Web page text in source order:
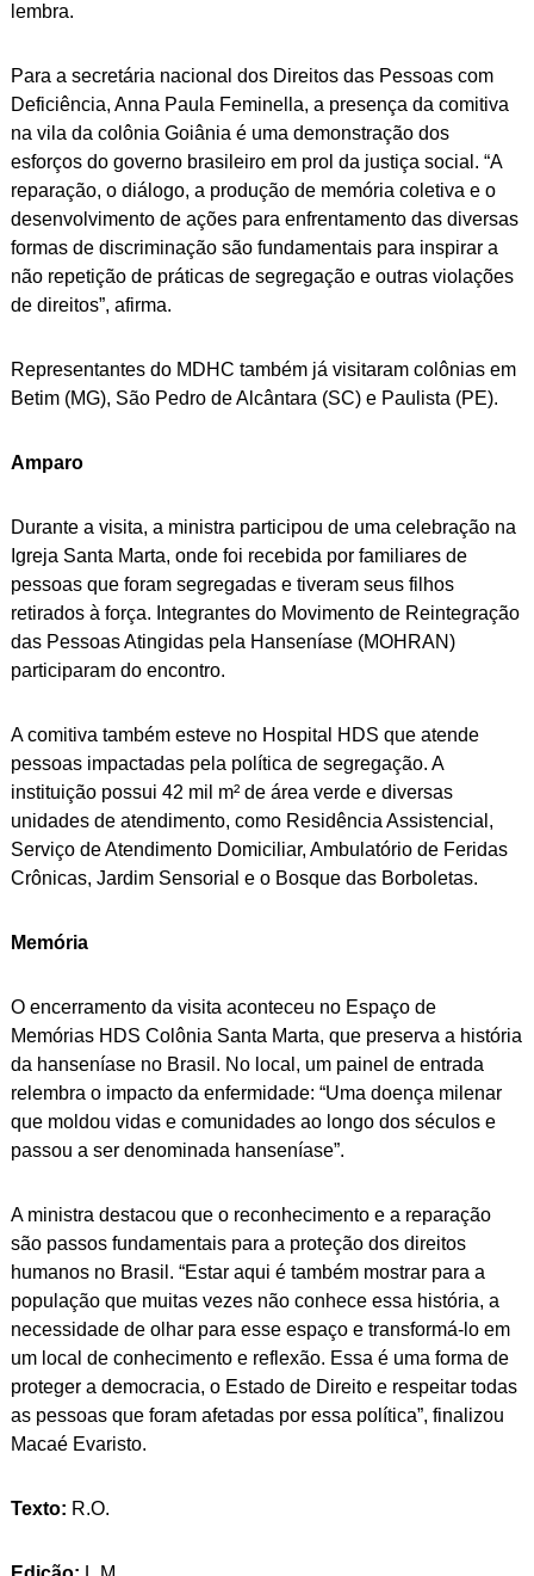
lembra.
Para a secretária nacional dos Direitos das Pessoas com
Deficiência, Anna Paula Feminella, a presença da comitiva
na vila da colônia Goiânia é uma demonstração dos
esforços do governo brasileiro em prol da justiça social. “A
reparação, o diálogo, a produção de memória coletiva e o
desenvolvimento de ações para enfrentamento das diversas
formas de discriminação são fundamentais para inspirar a
não repetição de práticas de segregação e outras violações
de direitos”, afirma.
Representantes do MDHC também já visitaram colônias em
Betim (MG), São Pedro de Alcântara (SC) e Paulista (PE).
Amparo
Durante a visita, a ministra participou de uma celebração na
Igreja Santa Marta, onde foi recebida por familiares de
pessoas que foram segregadas e tiveram seus filhos
retirados à força. Integrantes do Movimento de Reintegração
das Pessoas Atingidas pela Hanseníase (MOHRAN)
participaram do encontro.
A comitiva também esteve no Hospital HDS que atende
pessoas impactadas pela política de segregação. A
instituição possui 42 mil m² de área verde e diversas
unidades de atendimento, como Residência Assistencial,
Serviço de Atendimento Domiciliar, Ambulatório de Feridas
Crônicas, Jardim Sensorial e o Bosque das Borboletas.
Memória
O encerramento da visita aconteceu no Espaço de
Memórias HDS Colônia Santa Marta, que preserva a história
da hanseníase no Brasil. No local, um painel de entrada
relembra o impacto da enfermidade: “Uma doença milenar
que moldou vidas e comunidades ao longo dos séculos e
passou a ser denominada hanseníase”.
A ministra destacou que o reconhecimento e a reparação
são passos fundamentais para a proteção dos direitos
humanos no Brasil. “Estar aqui é também mostrar para a
população que muitas vezes não conhece essa história, a
necessidade de olhar para esse espaço e transformá-lo em
um local de conhecimento e reflexão. Essa é uma forma de
proteger a democracia, o Estado de Direito e respeitar todas
as pessoas que foram afetadas por essa política”, finalizou
Macaé Evaristo.
Texto: R.O.